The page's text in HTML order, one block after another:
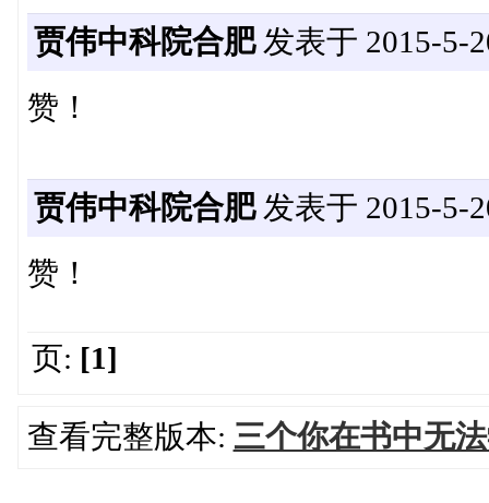
贾伟中科院合肥发表于 2015-5-
赞！
贾伟中科院合肥发表于 2015-5-
赞！
页: [1]
查看完整版本: 三个你在书中无